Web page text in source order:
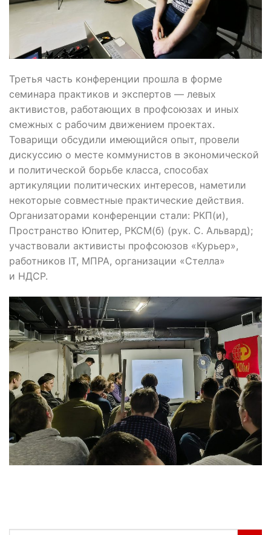
Третья часть конференции прошла в форме
семинара практиков и экспертов — левых
активистов, работающих в профсоюзах и иных
смежных с рабочим движением проектах.
Товарищи обсудили имеющийся опыт, провели
дискуссию о месте коммунистов в экономической
и политической борьбе класса, способах
артикуляции политических интересов, наметили
некоторые совместные практические действия.
Организаторами конференции стали: РКП(и),
Пространство Юпитер, РКСМ(б) (рук. С. Альвард);
участвовали активисты профсоюзов «Курьер»,
работников IT, МПРА, организации «Стелла»
и НДСР.